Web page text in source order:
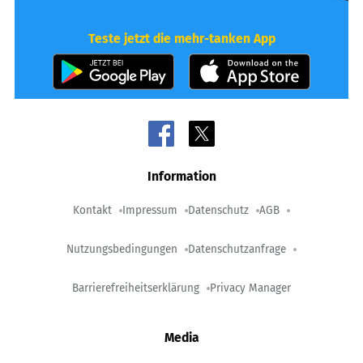
Teste jetzt die mehr-tanken App
Information
Kontakt Impressum Datenschutz AGB
Nutzungsbedingungen Datenschutzanfrage
Barrierefreiheitserklärung Privacy Manager
Media